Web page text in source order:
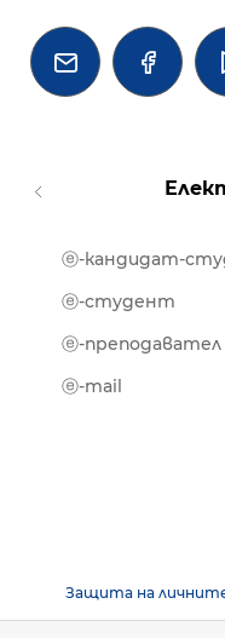
 
ⓔ-кандидат-
ⓔ-студент
ⓔ-преподавател
ⓔ-mail
Защита на